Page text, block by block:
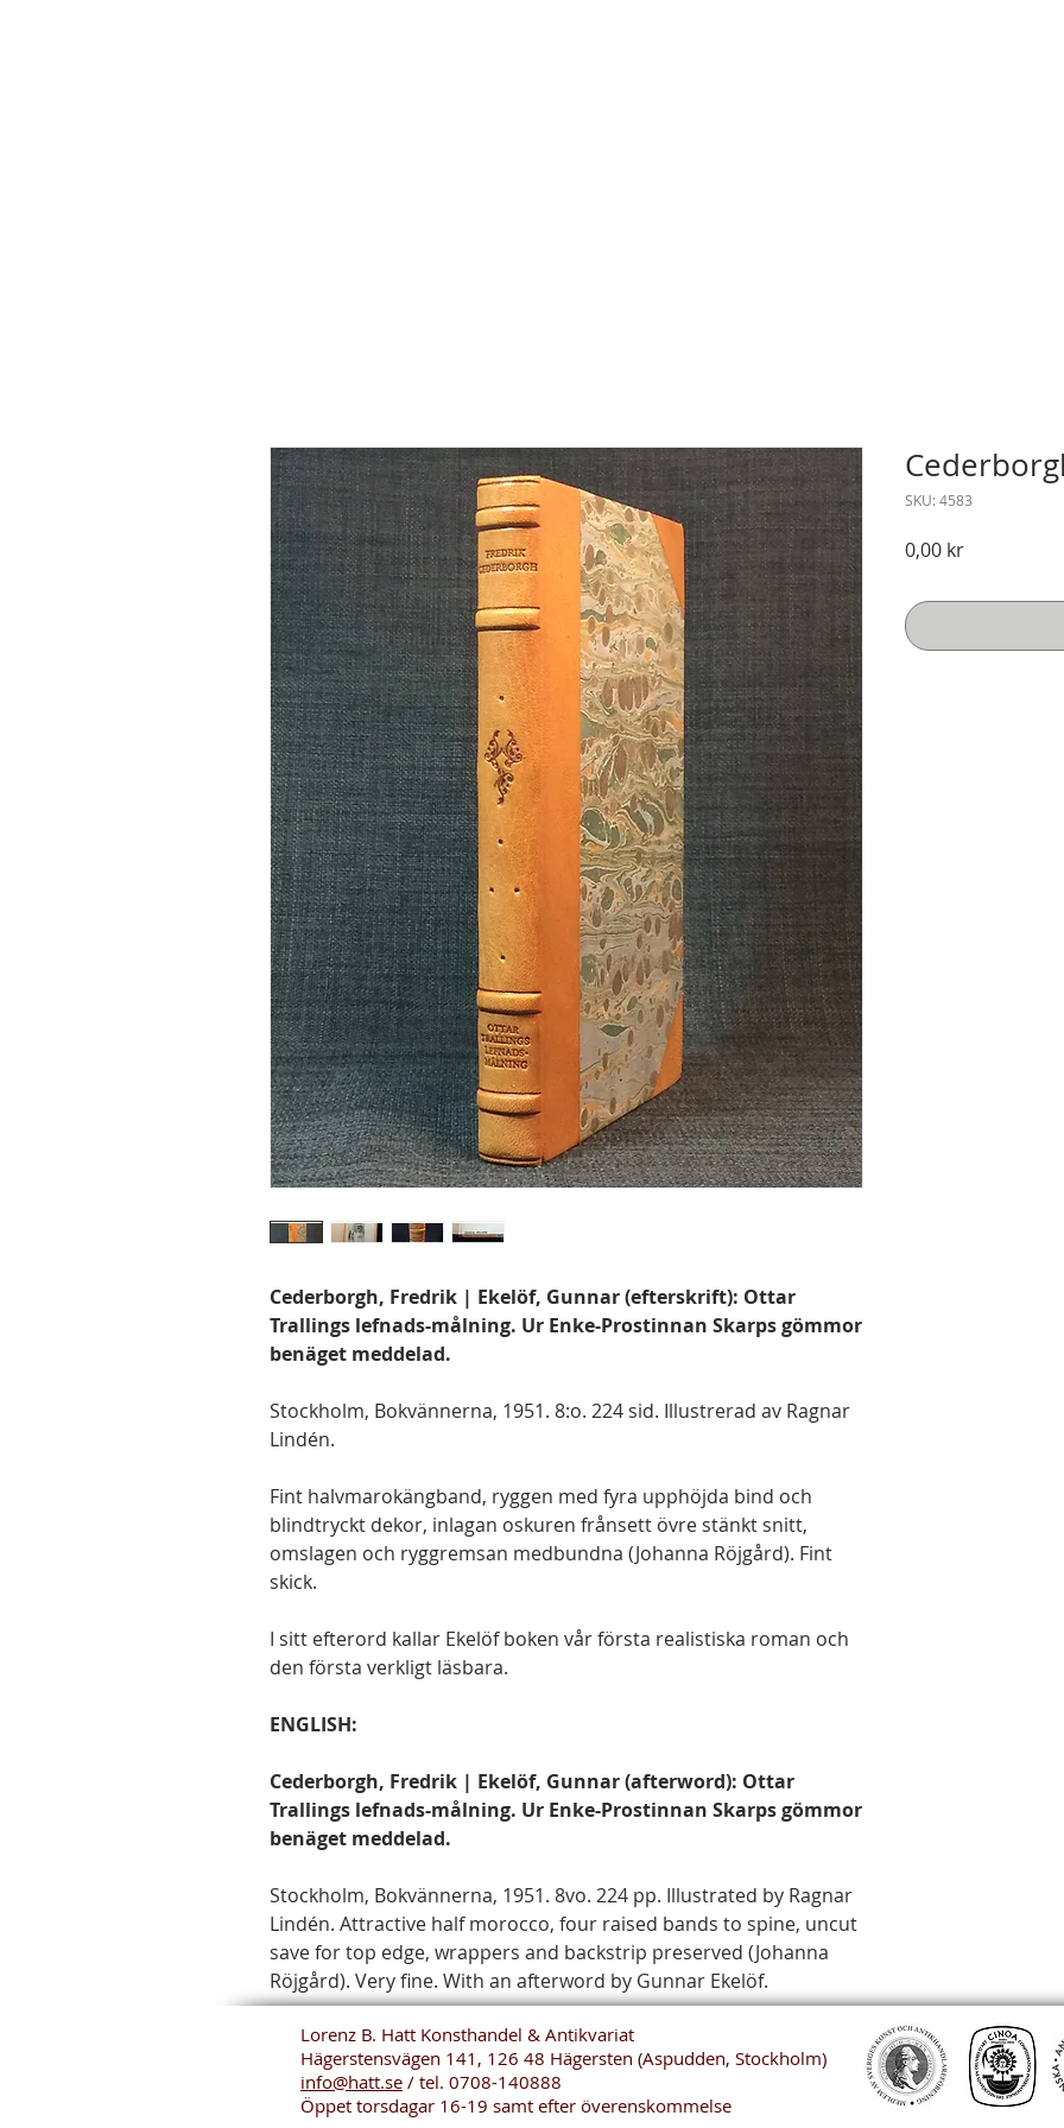
Cederborgh, Fredrik | Ekelöf, Gunnar (efterskrift): Ottar
Trallings lefnads-målning. Ur Enke-Prostinnan Skarps gömmor
benäget meddelad.
Stockholm, Bokvännerna, 1951. 8:o. 224 sid. Illustrerad av Ragnar
Lindén.
Fint halvmarokängband, ryggen med fyra upphöjda bind och
blindtryckt dekor, inlagan oskuren frånsett övre stänkt snitt,
omslagen och ryggremsan medbundna (Johanna Röjgård). Fint
skick.
I sitt efterord kallar Ekelöf boken vår första realistiska roman och
den första verkligt läsbara.
ENGLISH:
Cederborgh, Fredrik | Ekelöf, Gunnar (afterword): Ottar
Trallings lefnads-målning. Ur Enke-Prostinnan Skarps gömmor
benäget meddelad.
Stockholm, Bokvännerna, 1951. 8vo. 224 pp. Illustrated by Ragnar
Lindén. Attractive half morocco, four raised bands to spine, uncut
save for top edge, wrappers and backstrip preserved (Johanna
Röjgård). Very fine. With an afterword by Gunnar Ekelöf.
SKU: 4583
0,00 krPris
Lorenz B. Hatt Konsthandel & Antikvariat
Hägerstensvägen 141, 126 48 Hägersten (Aspudden, Stockholm)
info@hatt.se / tel. 0708-140888
Öppet torsdagar 16-19 samt efter överenskommelse